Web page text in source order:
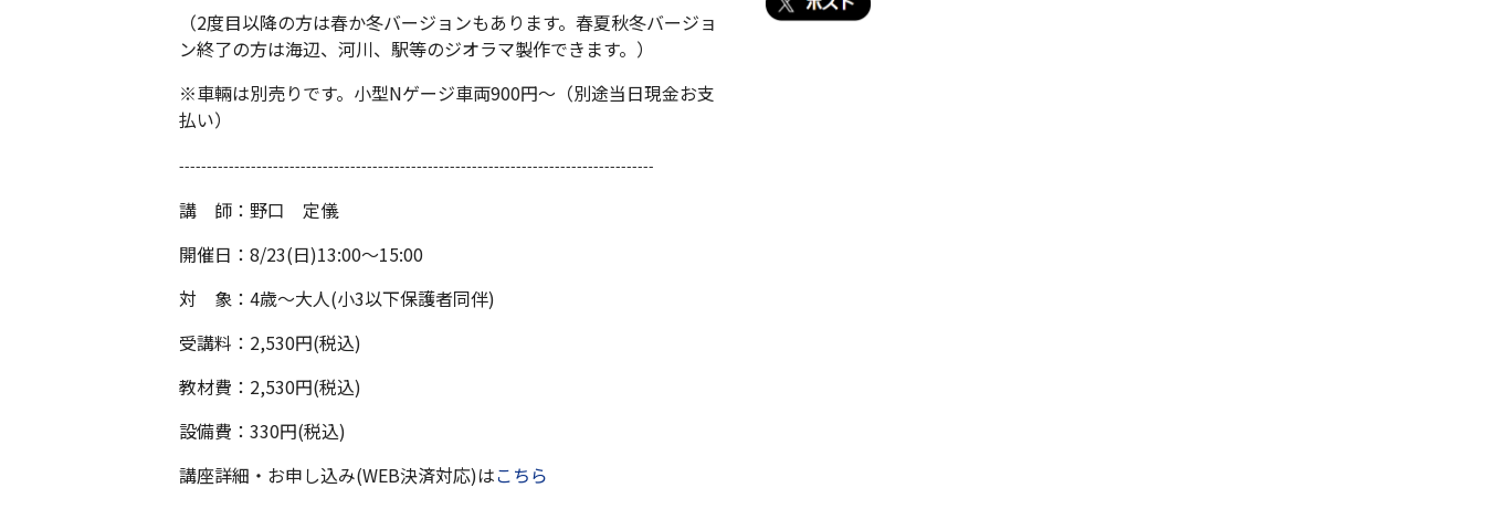
（2度目以降の方は春か冬バージョンもあります。春夏秋冬バージョ
ン終了の方は海辺、河川、駅等のジオラマ製作できます。）
※車輛は別売りです。小型Nゲージ車両900円～（別途当日現金お支
払い）
--------------------------------------------------------------------------------------
講 師：野口 定儀
開催日：8/23(日)13:00～15:00
対 象：4歳～大人(小3以下保護者同伴)
受講料：2,530円(税込)
教材費：2,530円(税込)
設備費：330円(税込)
講座詳細・お申し込み(WEB決済対応)はこちら